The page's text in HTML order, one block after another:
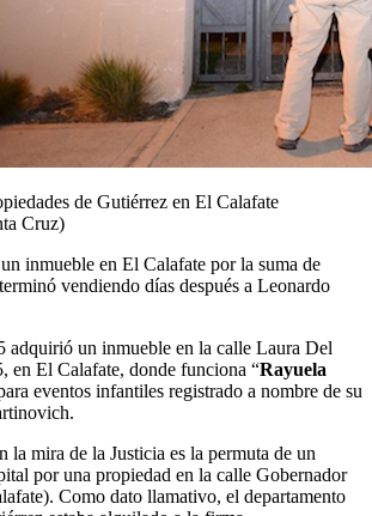
de Gutiérrez en El Calafate
Cruz)
inmueble en El Calafate por la suma de
vendiendo días después a Leonardo
adquirió un inmueble en la calle Laura Del
en El Calafate, donde funciona “Rayuela
eventos infantiles registrado a nombre de su
la mira de la Justicia es la permuta de un
por una propiedad en la calle Gobernador
Como dato llamativo, el departamento